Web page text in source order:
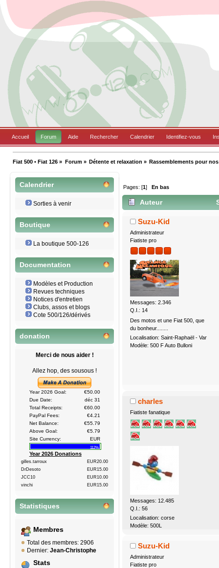
Accueil Forum Aide Rechercher Calendrier Identifiez-vous
Fiat 500 • Fiat 126 » Forum» Détente et relaxation » Rassemblements pour
Calendrier
Sorties à venir
Boutique
La boutique 500-126
Documentation
Modèles et Production
Revues techniques
Notices d'entretien
Clubs, assos et blogs
Cote 500/126/dérivés
donation
Merci de nous aider !
Allez hop, des sousous !
Year 2026 Goal:
€50.00
Due Date:
déc 31
Total Receipts:
€60.00
PayPal Fees:
€4.21
Net Balance:
€55.79
Above Goal:
€5.79
Site Currency:
EUR
112%
Year 2026 Donations
gilles.tarroux
EUR20.00
DrDesoto
EUR15.00
JCC10
EUR10.00
vinchi
EUR15.00
Statistiques
Membres
Total des membres: 2906
Dernier: Jean-Christophe
Stats
Pages: [1] En bas
Auteur
Suzu-Kid
Administrateur
Fiatiste pro
Messages: 2.346
Q.I.: 14
Des motos et une Fiat 500, que
du bonheur........
Localisation: Saint-Raphaël - Var
Modèle: 500 F Auto Bulloni
charles
Fiatiste fanatique
Messages: 12.485
Q.I.: 56
Localisation: corse
Modèle: 500L
Suzu-Kid
Administrateur
Fiatiste pro